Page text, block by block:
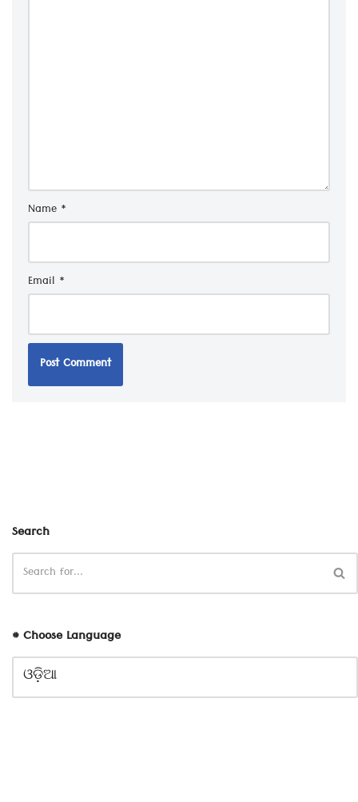
Name *
Email *
Search
# Choose Language